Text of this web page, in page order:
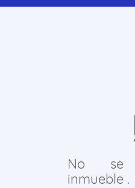
No se
inmueble .